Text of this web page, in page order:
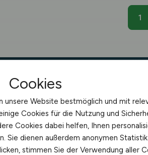
1
Cookies
unsere Website bestmöglich und mit
Cookies für die Nutzung und
Cookies dabei helfen, Ihnen
Sie dienen außerdem anonymen
stimmen Sie der Verwendung aller